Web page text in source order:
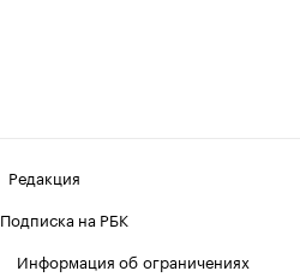
Редакция
Подписка на РБК
Информация об ограничениях